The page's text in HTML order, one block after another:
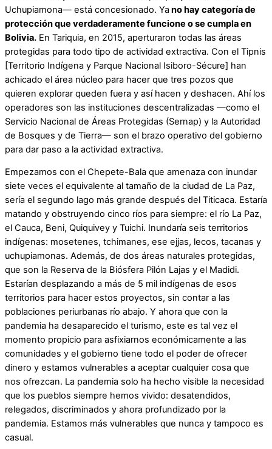
Uchupiamona— está concesionado. Yano hay categoría de
protección que verdaderamente funcione o se cumpla en
Bolivia. En Tariquia, en 2015, aperturaron todas las áreas
protegidas para todo tipo de actividad extractiva. Con el Tipnis
[Territorio Indígena y Parque Nacional Isiboro-Sécure] han
achicado el área núcleo para hacer que tres pozos que
quieren explorar queden fuera y así hacen y deshacen. Ahí los
operadores son las instituciones descentralizadas —como el
Servicio Nacional de Áreas Protegidas (Sernap) y la Autoridad
de Bosques y de Tierra— son el brazo operativo del gobierno
para dar paso a la actividad extractiva.
Empezamos con el Chepete-Bala que amenaza con inundar
siete veces el equivalente al tamaño de la ciudad de La Paz,
sería el segundo lago más grande después del Titicaca. Estaría
matando y obstruyendo cinco ríos para siempre: el río La Paz,
el Cauca, Beni, Quiquivey y Tuichi. Inundaría seis territorios
indígenas: mosetenes, tchimanes, ese ejjas, lecos, tacanas y
uchupiamonas. Además, de dos áreas naturales protegidas,
que son la Reserva de la Biósfera Pilón Lajas y el Madidi.
Estarían desplazando a más de 5 mil indígenas de esos
territorios para hacer estos proyectos, sin contar a las
poblaciones periurbanas río abajo. Y ahora que con la
pandemia ha desaparecido el turismo, este es tal vez el
momento propicio para asfixiarnos económicamente a las
comunidades y el gobierno tiene todo el poder de ofrecer
dinero y estamos vulnerables a aceptar cualquier cosa que
nos ofrezcan. La pandemia solo ha hecho visible la necesidad
que los pueblos siempre hemos vivido: desatendidos,
relegados, discriminados y ahora profundizado por la
pandemia. Estamos más vulnerables que nunca y tampoco es
casual.